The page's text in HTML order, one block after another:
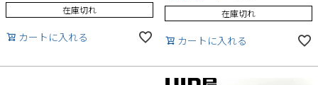
在庫切れ
カートに入れる
在庫切れ
カートに入れる